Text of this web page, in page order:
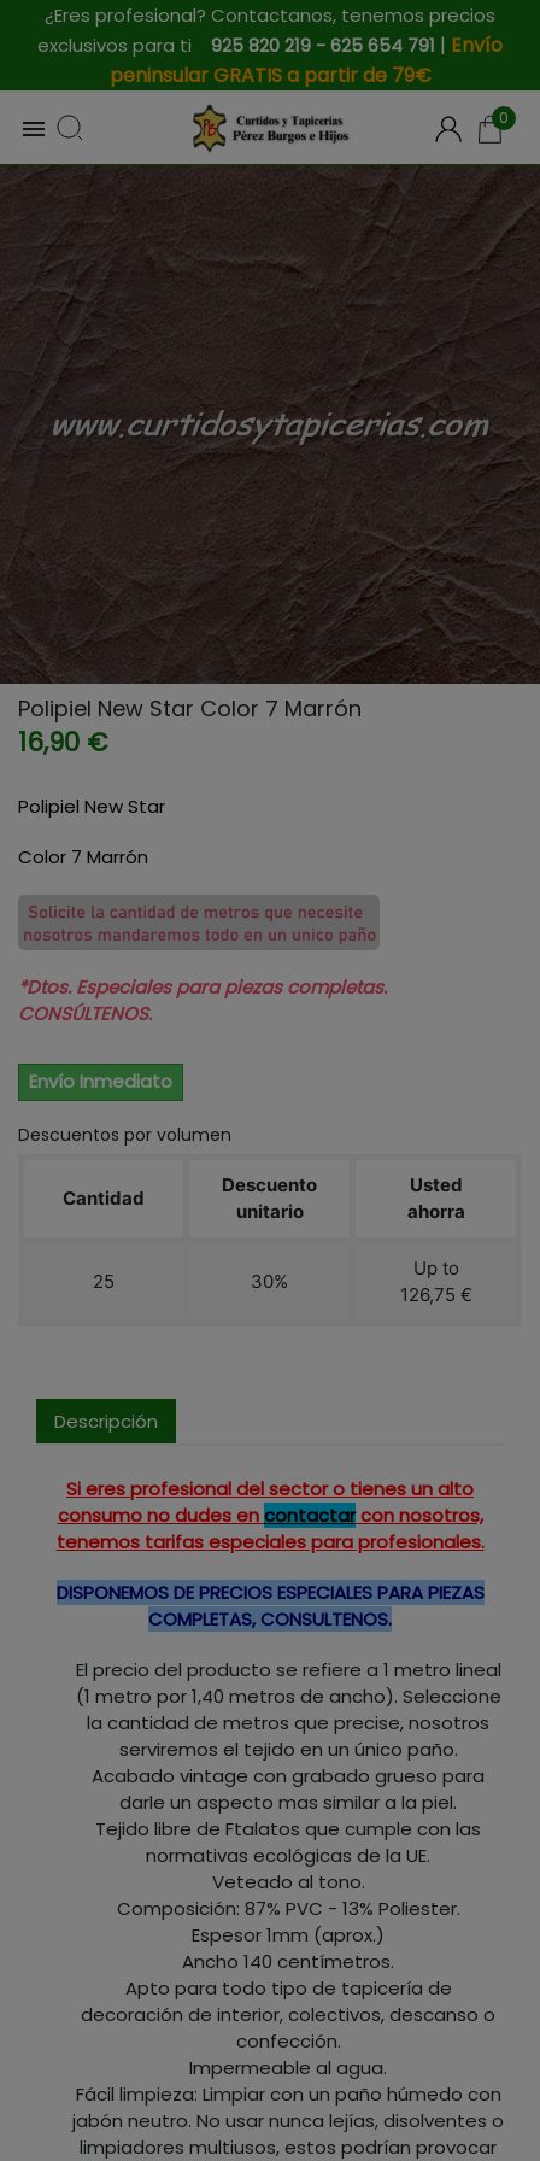
¿Eres profesional? Contactanos, tenemos precios
exclusivos para ti 925 820 219 - 625 654 791 | Envío
peninsular GRATIS a partir de 79€
 0
Polipiel New Star Color 7 Marrón
16,90 €
Polipiel New Star
Color 7 Marrón
*Dtos. Especiales para piezas completas.
CONSÚLTENOS.
Envío Inmediato
Descuentos por volumen
Cantidad
Descuento
unitario
Usted
ahorra
25 30%
Up to
126,75 €
Descripción
Si eres profesional del sector o tienes un alto
consumo no dudes encontactarcon nosotros,
tenemos tarifas especiales para profesionales.
DISPONEMOS DE PRECIOS ESPECIALES PARA PIEZAS
COMPLETAS, CONSULTENOS.
El precio del producto se refiere a 1 metro lineal
(1 metro por 1,40 metros de ancho). Seleccione
la cantidad de metros que precise, nosotros
serviremos el tejido en un único paño.
Acabado vintage con grabado grueso para
darle un aspecto mas similar a la piel.
Tejido libre de Ftalatos que cumple con las
normativas ecológicas de la UE.
Veteado al tono.
Composición: 87% PVC - 13% Poliester.
Espesor 1mm (aprox.)
Ancho 140 centímetros.
Apto para todo tipo de tapicería de
decoración de interior, colectivos, descanso o
confección.
Impermeable al agua.
Fácil limpieza: Limpiar con un paño húmedo con
jabón neutro. No usar nunca lejías, disolventes o
limpiadores multiusos, estos podrían provocar